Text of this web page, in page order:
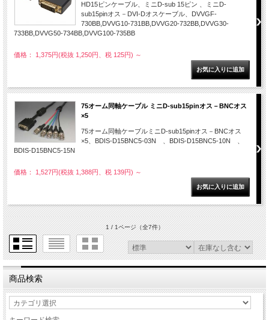
HD15ピンケーブル、ミニD-sub 15ピン 、ミニD-
sub15pinオス－DVI-Dオスケーブル、DVVGF-
730BB,DVVG10-731BB,DVVG20-732BB,DVVG30-
733BB,DVVG50-734BB,DVVG100-735BB
価格： 1,375円(税抜 1,250円、税 125円) ～
75オーム同軸ケーブル ミニD-sub15pinオス－BNCオス
×5
75オーム同軸ケーブルミニD-sub15pinオス－BNCオス
×5、BDIS-D15BNC5-03N 、BDIS-D15BNC5-10N 、
BDIS-D15BNC5-15N
価格： 1,527円(税抜 1,388円、税 139円) ～
1 / 1ページ（全7件）
商品検索